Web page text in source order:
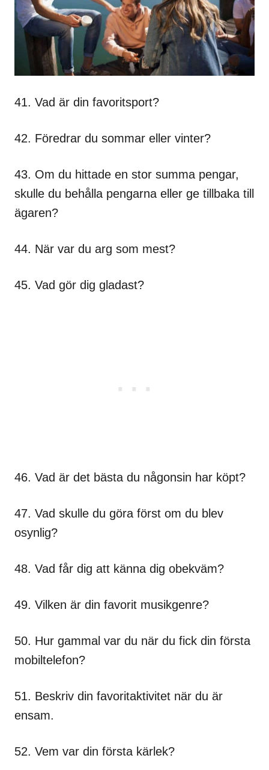
41. Vad är din favoritsport?
42. Föredrar du sommar eller vinter?
43. Om du hittade en stor summa pengar,
skulle du behålla pengarna eller ge tillbaka till
ägaren?
44. När var du arg som mest?
45. Vad gör dig gladast?
46. Vad är det bästa du någonsin har köpt?
47. Vad skulle du göra först om du blev
osynlig?
48. Vad får dig att känna dig obekväm?
49. Vilken är din favorit musikgenre?
50. Hur gammal var du när du fick din första
mobiltelefon?
51. Beskriv din favoritaktivitet när du är
ensam.
52. Vem var din första kärlek?